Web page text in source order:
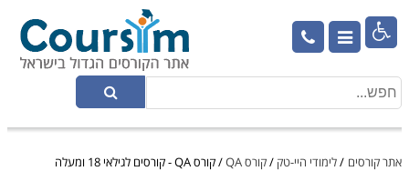

אתר קורסים /לימודי היי-טק /קורס QA /קורס QA - קורסים לגילאי 18 ומעלה